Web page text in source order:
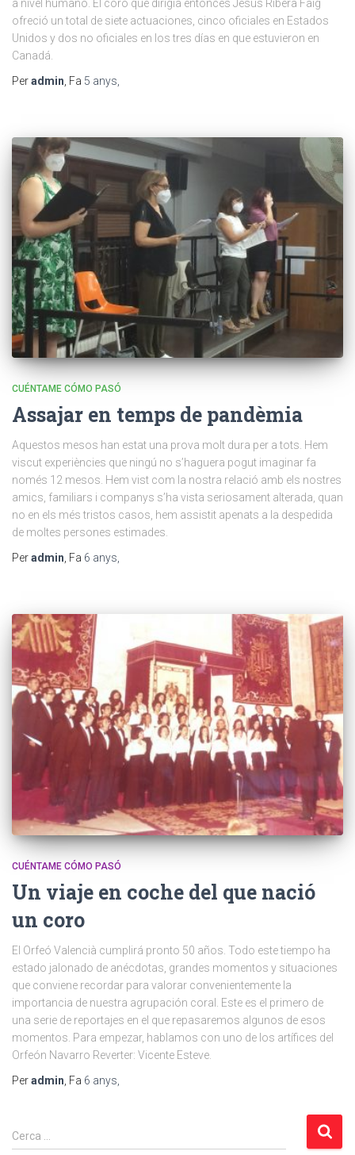
a nivel humano. El coro que dirigía entonces Jesús Ribera Faig
ofreció un total de siete actuaciones, cinco oficiales en Estados
Unidos y dos no oficiales en los tres días en que estuvieron en
Canadá.
Peradmin , Fa 5 anys
CUÉNTAME CÓMO PASÓ
Assajar en temps de pandèmia
Aquestos mesos han estat una prova molt dura per a tots. Hem
viscut experiències que ningú no s’haguera pogut imaginar fa
només 12 mesos. Hem vist com la nostra relació amb els nostres
amics, familiars i companys s’ha vista seriosament alterada, quan
no en els més tristos casos, hem assistit apenats a la despedida
de moltes persones estimades.
Peradmin, Fa 6 anys,
CUÉNTAME CÓMO PASÓ
Un viaje en coche del que nació
un coro
El Orfeó Valencià cumplirá pronto 50 años. Todo este tiempo ha
estado jalonado de anécdotas, grandes momentos y situaciones
que conviene recordar para valorar convenientemente la
importancia de nuestra agrupación coral. Este es el primero de
una serie de reportajes en el que repasaremos algunos de esos
momentos. Para empezar, hablamos con uno de los artífices del
Orfeón Navarro Reverter: Vicente Esteve.
Peradmin , Fa 6 anys
C
e
Cerca …